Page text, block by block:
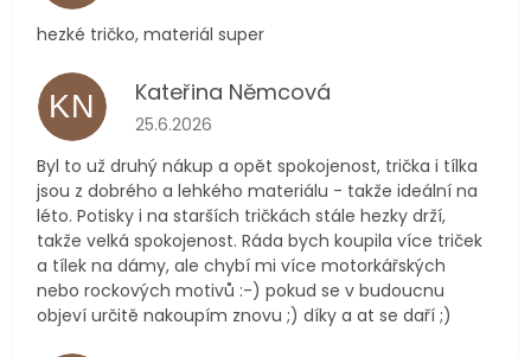
hezké tričko, materiál super
KN Kateřina Němcová
Hodnocení obchodu je 5 z 5 hvězdiček.
25.6.2026
Byl to už druhý nákup a opět spokojenost, trička i tílka
jsou z dobrého a lehkého materiálu - takže ideální na
léto. Potisky i na starších tričkách stále hezky drží,
takže velká spokojenost. Ráda bych koupila více triček
a tílek na dámy, ale chybí mi více motorkářských
nebo rockových motivů :-) pokud se v budoucnu
objeví určitě nakoupím znovu ;) díky a at se daří ;)